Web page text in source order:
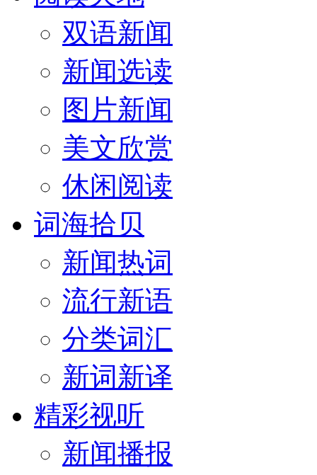
双语新闻
新闻选读
图片新闻
美文欣赏
休闲阅读
词海拾贝
新闻热词
流行新语
分类词汇
新词新译
精彩视听
新闻播报